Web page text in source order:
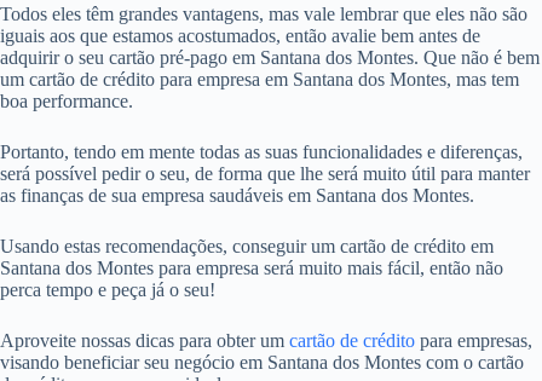
Todos eles têm grandes vantagens, mas vale lembrar que eles não são
iguais aos que estamos acostumados, então avalie bem antes de
adquirir o seu cartão pré-pago em Santana dos Montes. Que não é bem
um cartão de crédito para empresa em Santana dos Montes, mas tem
boa performance.
Portanto, tendo em mente todas as suas funcionalidades e diferenças,
será possível pedir o seu, de forma que lhe será muito útil para manter
as finanças de sua empresa saudáveis em Santana dos Montes.
Usando estas recomendações, conseguir um cartão de crédito em
Santana dos Montes para empresa será muito mais fácil, então não
perca tempo e peça já o seu!
Aproveite nossas dicas para obter um cartão de crédito para empresas,
visando beneficiar seu negócio em Santana dos Montes com o cartão